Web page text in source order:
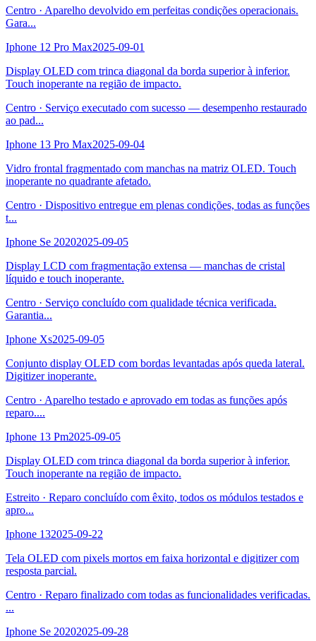
Centro · Aparelho devolvido em perfeitas condições operacionais.
Gara...
Iphone 12 Pro Max2025-09-01
Display OLED com trinca diagonal da borda superior à inferior.
Touch inoperante na região de impacto.
Centro · Serviço executado com sucesso — desempenho restaurado
ao pad...
Iphone 13 Pro Max2025-09-04
Vidro frontal fragmentado com manchas na matriz OLED. Touch
inoperante no quadrante afetado.
Centro · Dispositivo entregue em plenas condições, todas as funções
t...
Iphone Se 20202025-09-05
Display LCD com fragmentação extensa — manchas de cristal
líquido e touch inoperante.
Centro · Serviço concluído com qualidade técnica verificada.
Garantia...
Iphone Xs2025-09-05
Conjunto display OLED com bordas levantadas após queda lateral.
Digitizer inoperante.
Centro · Aparelho testado e aprovado em todas as funções após
reparo....
Iphone 13 Pm2025-09-05
Display OLED com trinca diagonal da borda superior à inferior.
Touch inoperante na região de impacto.
Estreito · Reparo concluído com êxito, todos os módulos testados e
apro...
Iphone 132025-09-22
Tela OLED com pixels mortos em faixa horizontal e digitizer com
resposta parcial.
Centro · Reparo finalizado com todas as funcionalidades verificadas.
...
Iphone Se 20202025-09-28